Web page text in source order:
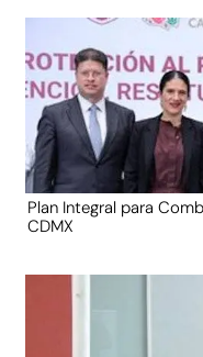
Plan Integral para
CDMX